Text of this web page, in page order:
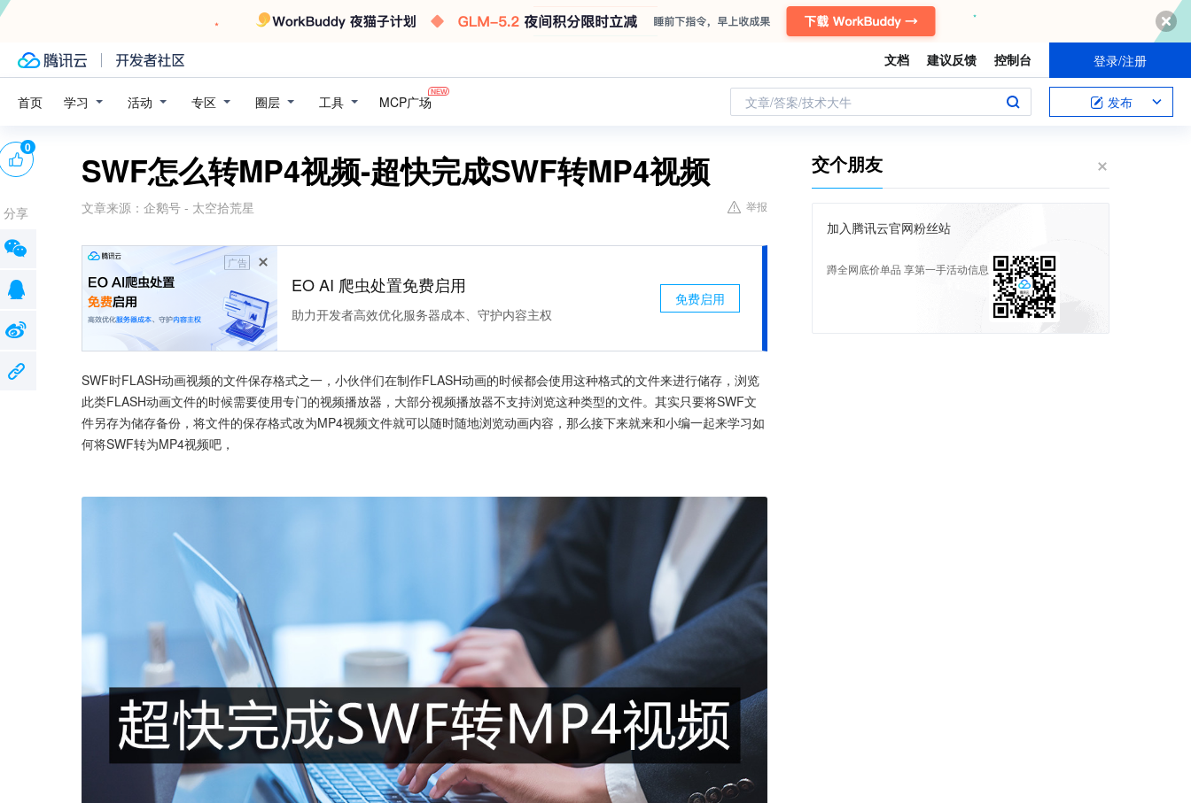
文档 建议反馈 控制台 登录/注册
首页 学习 活动 专区 圈层 工具 MCP广场 文章/答案/技术大牛 发布
SWF怎么转MP4视频-超快完成SWF转MP4视频
文章来源： 企鹅号 - 太空拾荒星 举报
广告
EO AI 爬虫处置免费启用
助力开发者高效优化服务器成本、守护内容主权
免费启用
SWF时FLASH动画视频的文件保存格式之一，小伙伴们在制作FLASH动画的时候都会使用这种格式的文件来进行储存，浏览
此类FLASH动画文件的时候需要使用专门的视频播放器，大部分视频播放器不支持浏览这种类型的文件。其实只要将SWF文
件另存为储存备份，将文件的保存格式改为MP4视频文件就可以随时随地浏览动画内容，那么接下来就来和小编一起来学习如
何将SWF转为MP4视频吧，
0
分享
交个朋友
加入腾讯云官网粉丝站
蹲全网底价单品 享第一手活动信息